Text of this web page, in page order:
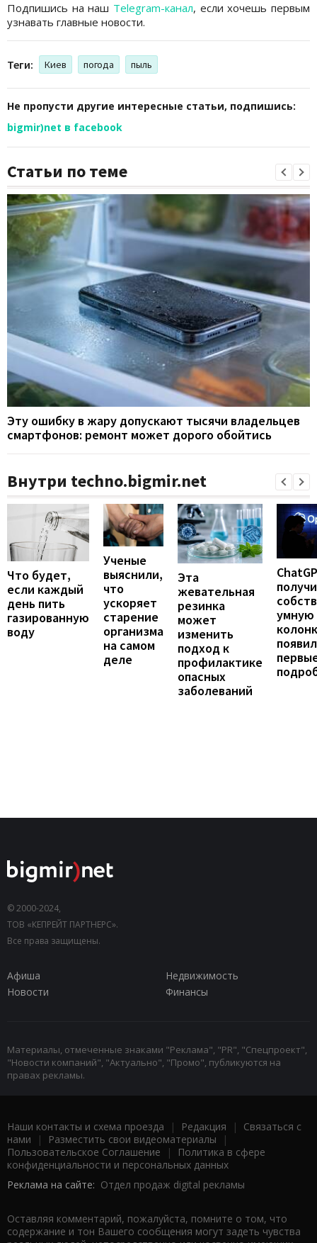
Подпишись на наш Telegram-канал, если хочешь первым
узнавать главные новости.
Теги: Киев погода пыль
Не пропусти другие интересные статьи, подпишись:
bigmir)net в facebook
Статьи по теме
Эту ошибку в жару допускают тысячи владельцев
смартфонов: ремонт может дорого обойтись
Внутри techno.bigmir.net
Что будет,
если каждый
день пить
газированную
воду
Ученые
выяснили,
что
ускоряет
старение
организма
на самом
деле
Эта
жевательная
резинка
может
изменить
подход к
профилактике
опасных
заболеваний
умную
© 2000-2024,
ТОВ «КЕПРЕЙТ ПАРТНЕРС».
Все права защищены.
Афиша
Недвижимость
Новости
Финансы
Материалы, отмеченные знаками "Реклама", "PR", "Спецпроект",
"Новости компаний", "Актуально", "Промо", публикуются на
правах рекламы.
Наши контакты и схема проезда | Редакция | Связаться с
нами | Разместить свои видеоматериалы |
Пользовательское Соглашение |
Политика в сфере
конфиденциальности и персональных данных
Реклама на сайте: Отдел продаж digital рекламы
Оставляя комментарий, пожалуйста, помните о том, что
содержание и тон Вашего сообщения могут задеть чувства